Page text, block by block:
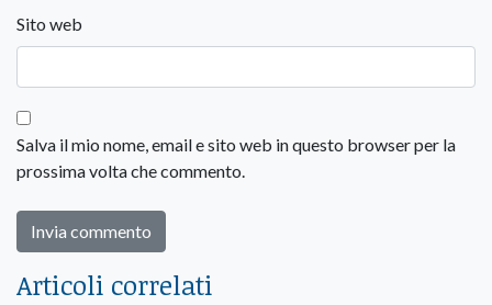
Sito web
Salva il mio nome, email e sito web in questo browser per la
prossima volta che commento.
Articoli correlati